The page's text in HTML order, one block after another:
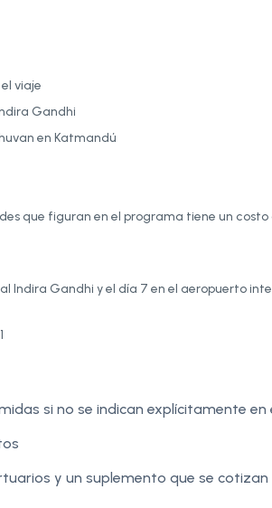
viaje
Gandhi
en Katmandú
que figuran en el programa tiene un
Indira Gandhi y el día 7 en el aeropuerto
si no se indican explícitamente en
y un suplemento que se